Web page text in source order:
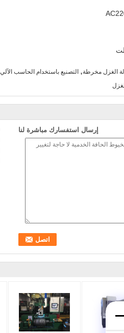
الغزل مخرطة, التصنيع باستخدام الحاسب
إرسال استفسارك مباشرة لنا